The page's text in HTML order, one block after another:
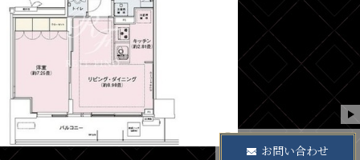
お問い合わせ